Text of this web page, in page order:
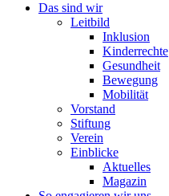
Das sind wir
Leitbild
Inklusion
Kinderrechte
Gesundheit
Bewegung
Mobilität
Vorstand
Stiftung
Verein
Einblicke
Aktuelles
Magazin